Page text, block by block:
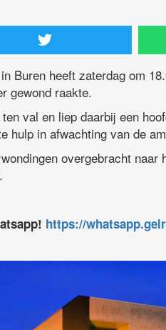
Buren heeft zaterdag om
gewond raakte.
val en liep daarbij een
hulp in afwachting van de
overgebracht naar
https://